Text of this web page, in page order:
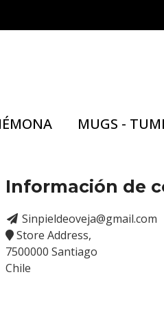
MUGS -
Información de
Sinpieldeoveja@gmail.com
Store Address,
7500000 Santiago
Chile